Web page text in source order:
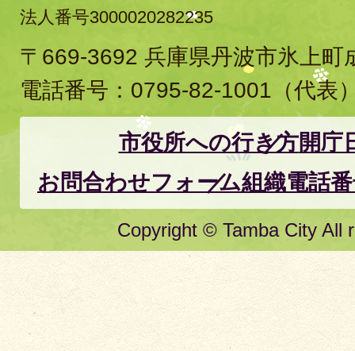
法人番号3000020282235
〒669-3692 兵庫県丹波市氷上町
電話番号： 0795-82-1001 （代表
市役所への行き方開庁
お問合わせフォーム組織電話
Copyright © Tamba City All